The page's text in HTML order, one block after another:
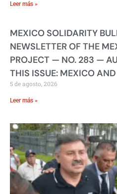
Leer más »
MEXICO SOLIDARITY
NEWSLETTER OF THE
PROJECT — NO. 283 —
THIS ISSUE: MEXICO
5 de agosto, 2026
Leer más »